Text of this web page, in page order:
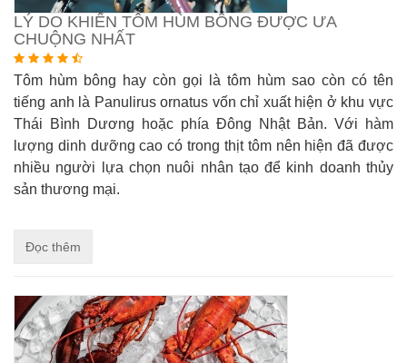
LÝ DO KHIẾN TÔM HÙM BÔNG ĐƯỢC ƯA
CHUỘNG NHẤT
Tôm hùm bông hay còn gọi là tôm hùm sao còn có tên
tiếng anh là Panulirus ornatus vốn chỉ xuất hiện ở khu vực
Thái Bình Dương hoặc phía Đông Nhật Bản. Với hàm
lượng dinh dưỡng cao có trong thịt tôm nên hiện đã được
nhiều người lựa chọn nuôi nhân tạo để kinh doanh thủy
sản thương mại.
Đọc thêm